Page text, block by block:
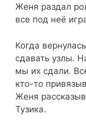
Женя раздал
все под неё
Когда
сдавать узлы.
мы их сдали.
кто-то
Женя
Тузика.